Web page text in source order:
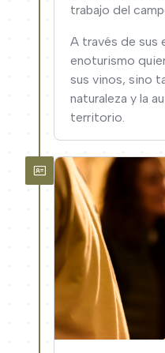
trabajo del
A través de sus
enoturismo
sus vinos, sino
naturaleza y la
territorio.